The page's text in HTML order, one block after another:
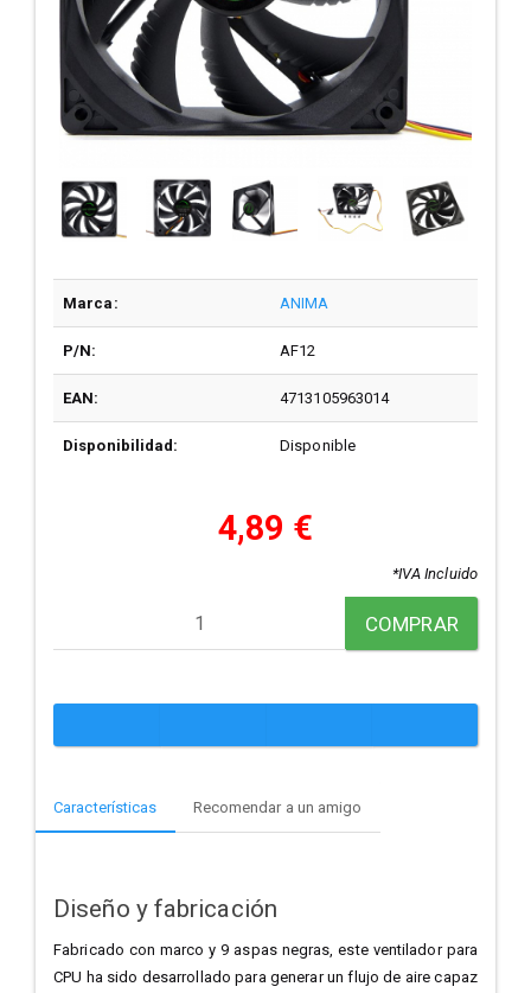
Marca: ANIMA
P/N: AF12
EAN: 4713105963014
Disponibilidad: Disponible
4,89 €
*IVA Incluido
COMPRAR
Características Recomendar a un amigo
Diseño y fabricación
Fabricado con marco y 9 aspas negras, este ventilador para
CPU ha sido desarrollado para generar un flujo de aire capaz